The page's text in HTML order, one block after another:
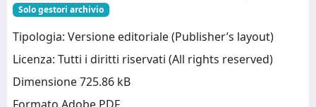
Solo gestori archivio
Tipologia: Versione editoriale (Publisher’s layout)
Licenza: Tutti i diritti riservati (All rights reserved)
Dimensione 725.86 kB